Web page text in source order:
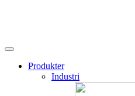
Produkter
Industri